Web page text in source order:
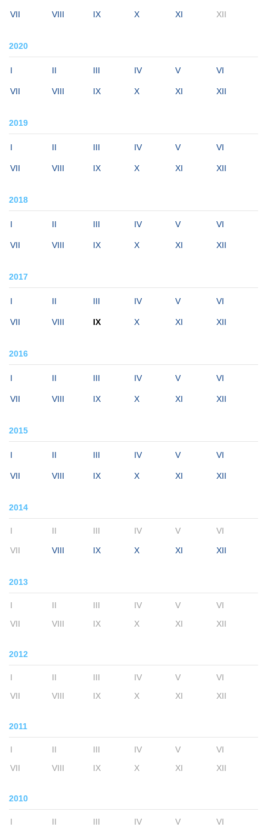
VII VIII IX X XI XII
2020
I II III IV V VI
VII VIII IX X XI XII
2019
I II III IV V VI
VII VIII IX X XI XII
2018
I II III IV V VI
VII VIII IX X XI XII
2017
I II III IV V VI
VII VIII IX X XI XII
2016
I II III IV V VI
VII VIII IX X XI XII
2015
I II III IV V VI
VII VIII IX X XI XII
2014
I II III IV V VI
VII VIII IX X XI XII
2013
I II III IV V
VI
VII
VIII IX X XI XII
2012
I II III IV V
VI
VII
VIII IX X XI XII
2011
I II III IV V
VI
VII
VIII IX X XI XII
2010
I II III IV V
VI